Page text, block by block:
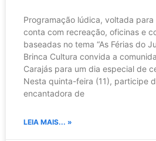
Programação lúdica, voltada
conta com recreação, oficinas e
baseadas no tema “As Férias do
Brinca Cultura convida a
Carajás para um dia especial de
Nesta quinta-feira (11), participe
encantadora de
LEIA MAIS... »